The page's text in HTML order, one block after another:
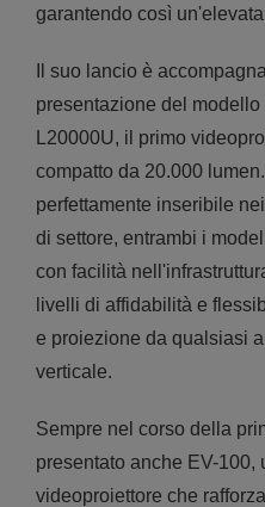
garantendo così
Il suo lancio è
presentazione del
L20000U, il primo
compatto da 20.000
perfettamente inseribile
di settore, entrambi i
con facilità
livelli di affidabilità e
e proiezione da qualsiasi
verticale.
Sempre nel corso della
presentato anche EV-100,
videoproiettore che